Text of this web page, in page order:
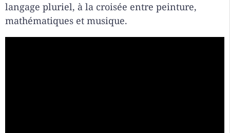
langage pluriel, à la croisée entre peinture,
mathématiques et musique.